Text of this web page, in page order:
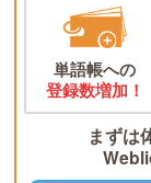
単語帳への
登録数増加！
まずは